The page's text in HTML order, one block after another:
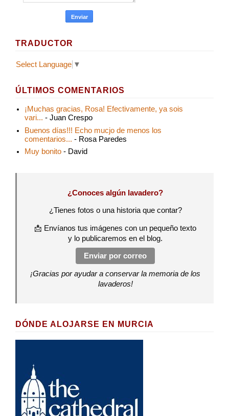
TRADUCTOR
Select Language ▼
ÚLTIMOS COMENTARIOS
¡Muchas gracias, Rosa! Efectivamente, ya sois
vari... - Juan Crespo
Buenos días!!! Echo mucjo de menos los
comentarios... - Rosa Paredes
Muy bonito - David
¿Conoces algún lavadero?
¿Tienes fotos o una historia que contar?
📩 Envíanos tus imágenes con un pequeño texto
y lo publicaremos en el blog.
Enviar por correo
¡Gracias por ayudar a conservar la memoria de los
lavaderos!
DÓNDE ALOJARSE EN MURCIA